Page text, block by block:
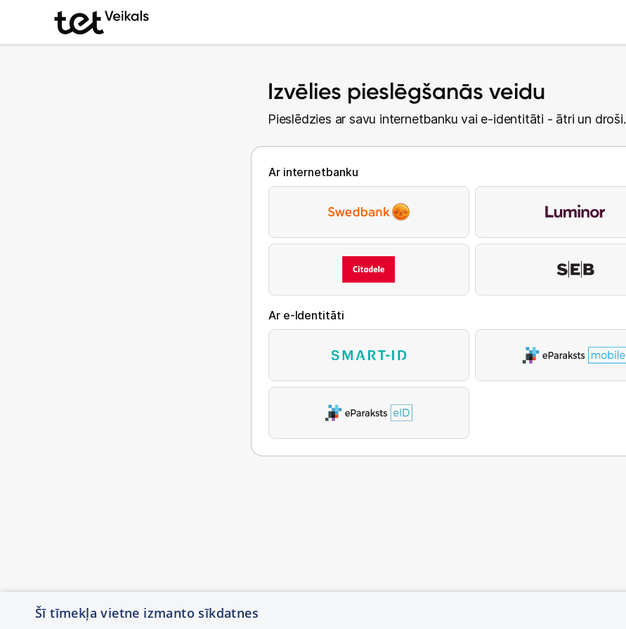
Izvēlies pieslēgšanās veidu
Pieslēdzies ar savu internetbanku vai e-identitāti - ātri un droši.
Ar internetbanku
Ar e-Identitāti
Šī tīmekļa vietne izmanto sīkdatnes